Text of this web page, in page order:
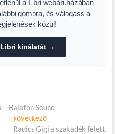
a Libri webáruházában
gombra, és válogass a
közül!
Libri kínálatát →
– Balaton Sound
következőKövetkező
cikk:
Radics Gigi a szakadék felett